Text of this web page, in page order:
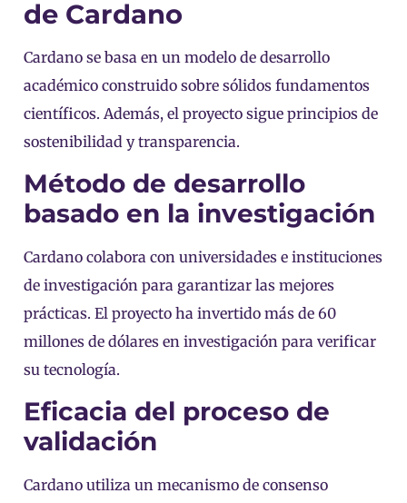
de Cardano
Cardano se basa en un modelo de desarrollo
académico construido sobre sólidos fundamentos
científicos. Además, el proyecto sigue principios de
sostenibilidad y transparencia.
Método de desarrollo
basado en la investigación
Cardano colabora con universidades e instituciones
de investigación para garantizar las mejores
prácticas. El proyecto ha invertido más de 60
millones de dólares en investigación para verificar
su tecnología.
Eficacia del proceso de
validación
Cardano utiliza un mecanismo de consenso